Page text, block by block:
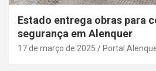
Estado entrega obras para
segurança em Alenquer
17 de março de 2025 Portal